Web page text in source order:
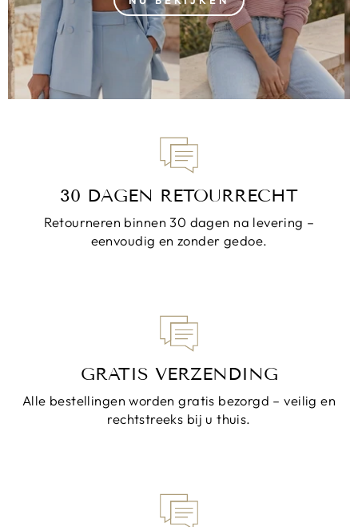
30 DAGEN RETOURRECHT
Retourneren binnen 30 dagen na levering –
eenvoudig en zonder gedoe.
GRATIS VERZENDING
Alle bestellingen worden gratis bezorgd – veilig en
rechtstreeks bij u thuis.